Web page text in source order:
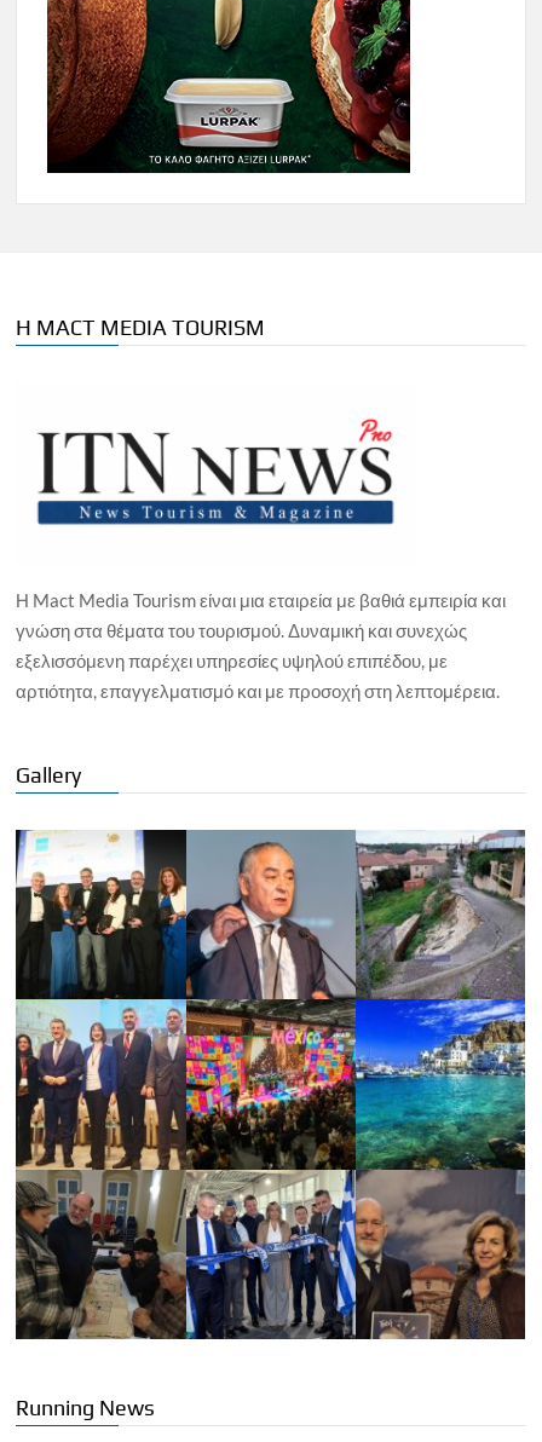
Η MACT MEDIA TOURISM
Η Mact Media Tourism είναι μια εταιρεία με βαθιά εμπειρία και
γνώση στα θέματα του τουρισμού. Δυναμική και συνεχώς
εξελισσόμενη παρέχει υπηρεσίες υψηλού επιπέδου, με
αρτιότητα, επαγγελματισμό και με προσοχή στη λεπτομέρεια.
Gallery
Running News